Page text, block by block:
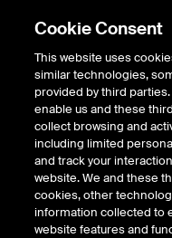
究竟混
金融业？
Cookie Consent
This website uses
similar technologies,
provided by third
enable us and these
collect browsing and
including limited
and track your
website. We and these
cookies, other
information collected to
website features and